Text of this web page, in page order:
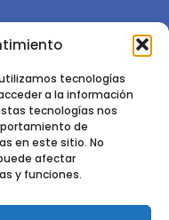
tecnologías
a la información
tecnologías nos
de
en este sitio. No
afectar
y funciones.
por laSociedad
INIA-CSIC
28040 Madrid